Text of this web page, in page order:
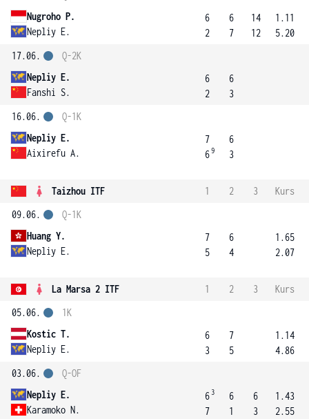
Nugroho P.
Nepliy E.
6
2
6
7
14
12
1.11
5.20
17.06.
Nepliy E.
Fanshi S.
Q-2K
6
2
6
3
16.06.
Nepliy E.
Aixirefu A.
Q-1K
7
69
6
3
Taizhou ITF 1 2 3
Kurs
09.06.
Huang Y.
Nepliy E.
Q-1K
7
5
6
4
1.65
2.07
La Marsa 2 ITF 1 2 3
Kurs
05.06.
Kostic T.
Nepliy E.
1K
6
3
7
5
1.14
4.86
03.06.
Nepliy E.
Karamoko N.
Q-OF
6 3
7
6
1
6
3
1.43
2.55